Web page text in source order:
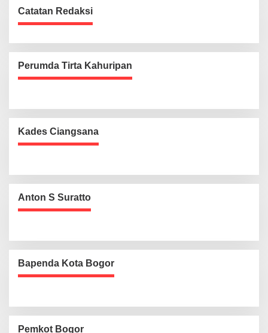
Catatan Redaksi
Perumda Tirta Kahuripan
Kades Ciangsana
Anton S Suratto
Bapenda Kota Bogor
Pemkot Bogor